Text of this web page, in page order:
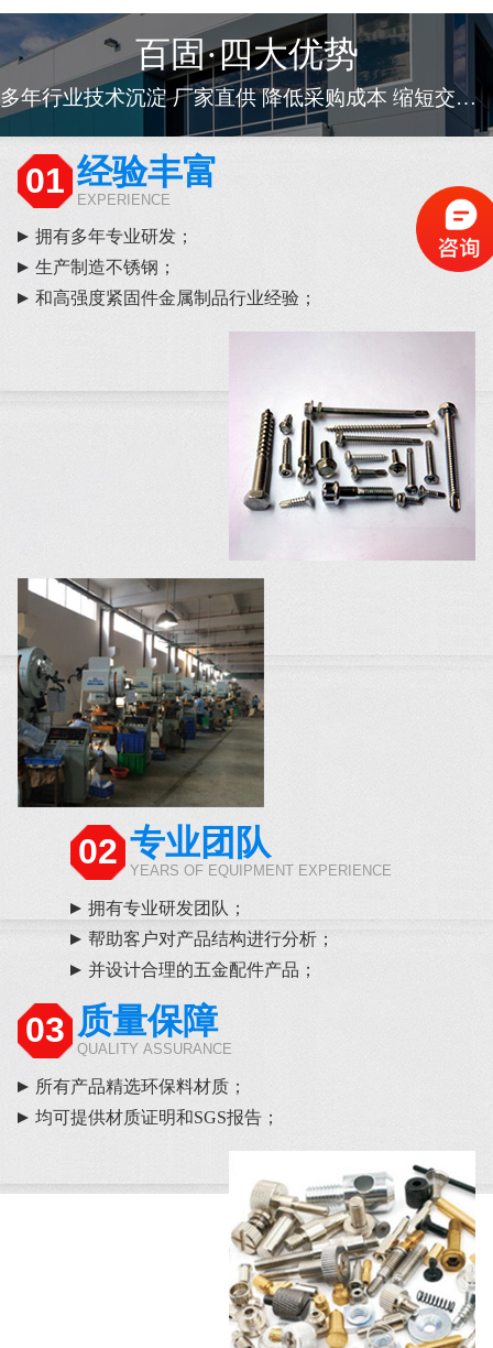
百固·四大优势
多年行业技术沉淀 厂家直供 降低采购成本 缩短交货周期
01 经验丰富
EXPERIENCE
拥有多年专业研发；
生产制造不锈钢；
和高强度紧固件金属制品行业经验；
02 专业团队
YEARS OF EQUIPMENT EXPERIENCE
拥有专业研发团队；
帮助客户对产品结构进行分析；
并设计合理的五金配件产品；
03 质量保障
QUALITY ASSURANCE
所有产品精选环保料材质；
均可提供材质证明和SGS报告；